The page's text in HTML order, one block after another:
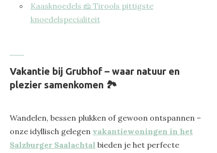
Kaasknoedels 🧀 Tirools pittigste
knoedelspecialiteit
Vakantie bij Grubhof – waar natuur en
plezier samenkomen 🏞️
Wandelen, bessen plukken of gewoon ontspannen –
onze idyllisch gelegen vakantiewoningen in het
Salzburger Saalachtal bieden je het perfecte